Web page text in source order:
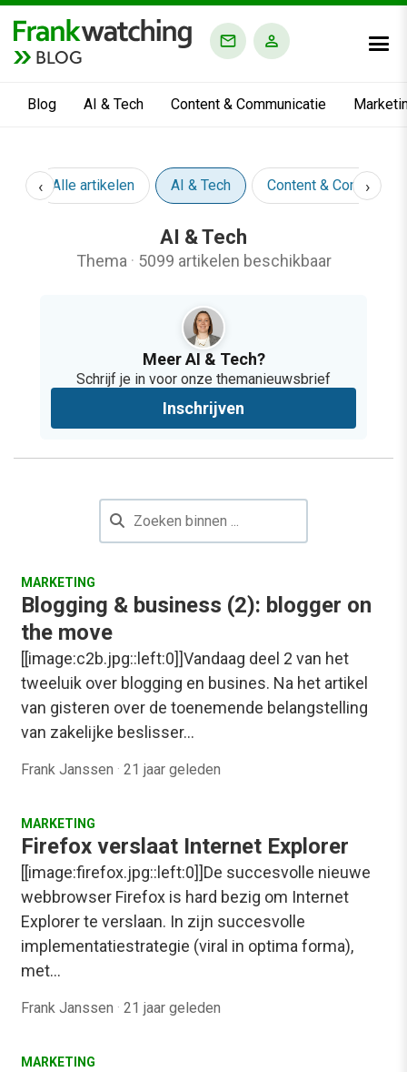
BLOG
Blog AI & Tech Content & Communicatie
‹ Alle artikelen AI & Tech Content & ›
AI & Tech
Thema · 5099 artikelen beschikbaar
Meer AI & Tech?
Schrijf je in voor onze themanieuwsbrief
Inschrijven
MARKETING
Blogging & business (2): blogger on
the move
[[image:c2b.jpg::left:0]]Vandaag deel 2 van het
tweeluik over blogging en busines. Na het artikel
van gisteren over de toenemende belangstelling
van zakelijke beslisser…
Frank Janssen · 21 jaar geleden
MARKETING
Firefox verslaat Internet Explorer
[[image:firefox.jpg::left:0]]De succesvolle nieuwe
webbrowser Firefox is hard bezig om Internet
Explorer te verslaan. In zijn succesvolle
implementatiestrategie (viral in optima forma),
met…
Frank Janssen · 21 jaar geleden
MARKETING